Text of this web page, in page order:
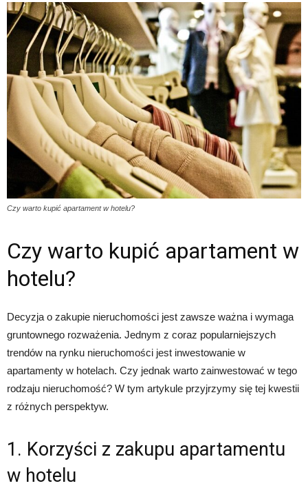
Czy warto kupić apartament w hotelu?
Czy warto kupić apartament w
hotelu?
Decyzja o zakupie nieruchomości jest zawsze ważna i wymaga
gruntownego rozważenia. Jednym z coraz popularniejszych
trendów na rynku nieruchomości jest inwestowanie w
apartamenty w hotelach. Czy jednak warto zainwestować w tego
rodzaju nieruchomość? W tym artykule przyjrzymy się tej kwestii
z różnych perspektyw.
1. Korzyści z zakupu apartamentu
w hotelu